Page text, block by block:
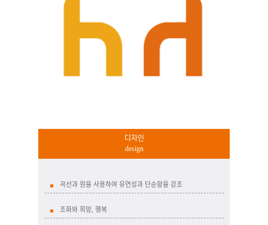
디자인
design
곡선과 원을 사용하여 유연성과 단순함을 강조
조화와 희망, 행복